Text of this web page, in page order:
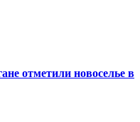
отметили новоселье в